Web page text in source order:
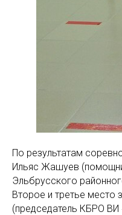
По результатам
Ильяс Жашуев
Эльбрусского
Второе и третье место
(председатель КБРО